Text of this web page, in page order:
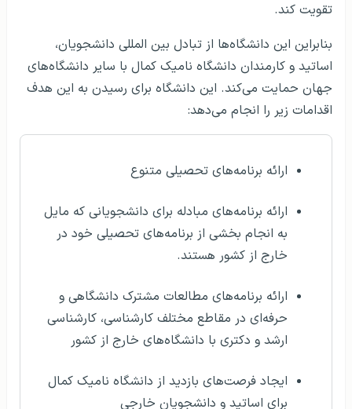
تقویت کند.
بنابراین این دانشگاه‌ها از تبادل بین المللی دانشجویان،
اساتید و کارمندان دانشگاه نامیک کمال با سایر دانشگاه‌های
جهان حمایت می‌کند. این دانشگاه برای رسیدن به این هدف
اقدامات زیر را انجام می‌دهد:
ارائه برنامه‌های تحصیلی متنوع
ارائه برنامه‌های مبادله برای دانشجویانی که مایل
به انجام بخشی از برنامه‌های تحصیلی خود در
خارج از کشور هستند.
ارائه برنامه‌های مطالعات مشترک دانشگاهی و
حرفه‌ای در مقاطع مختلف کارشناسی، کارشناسی
ارشد و دکتری با دانشگاه‌های خارج از کشور
ایجاد فرصت‌های بازدید از دانشگاه نامیک کمال
برای اساتید و دانشجویان خارجی